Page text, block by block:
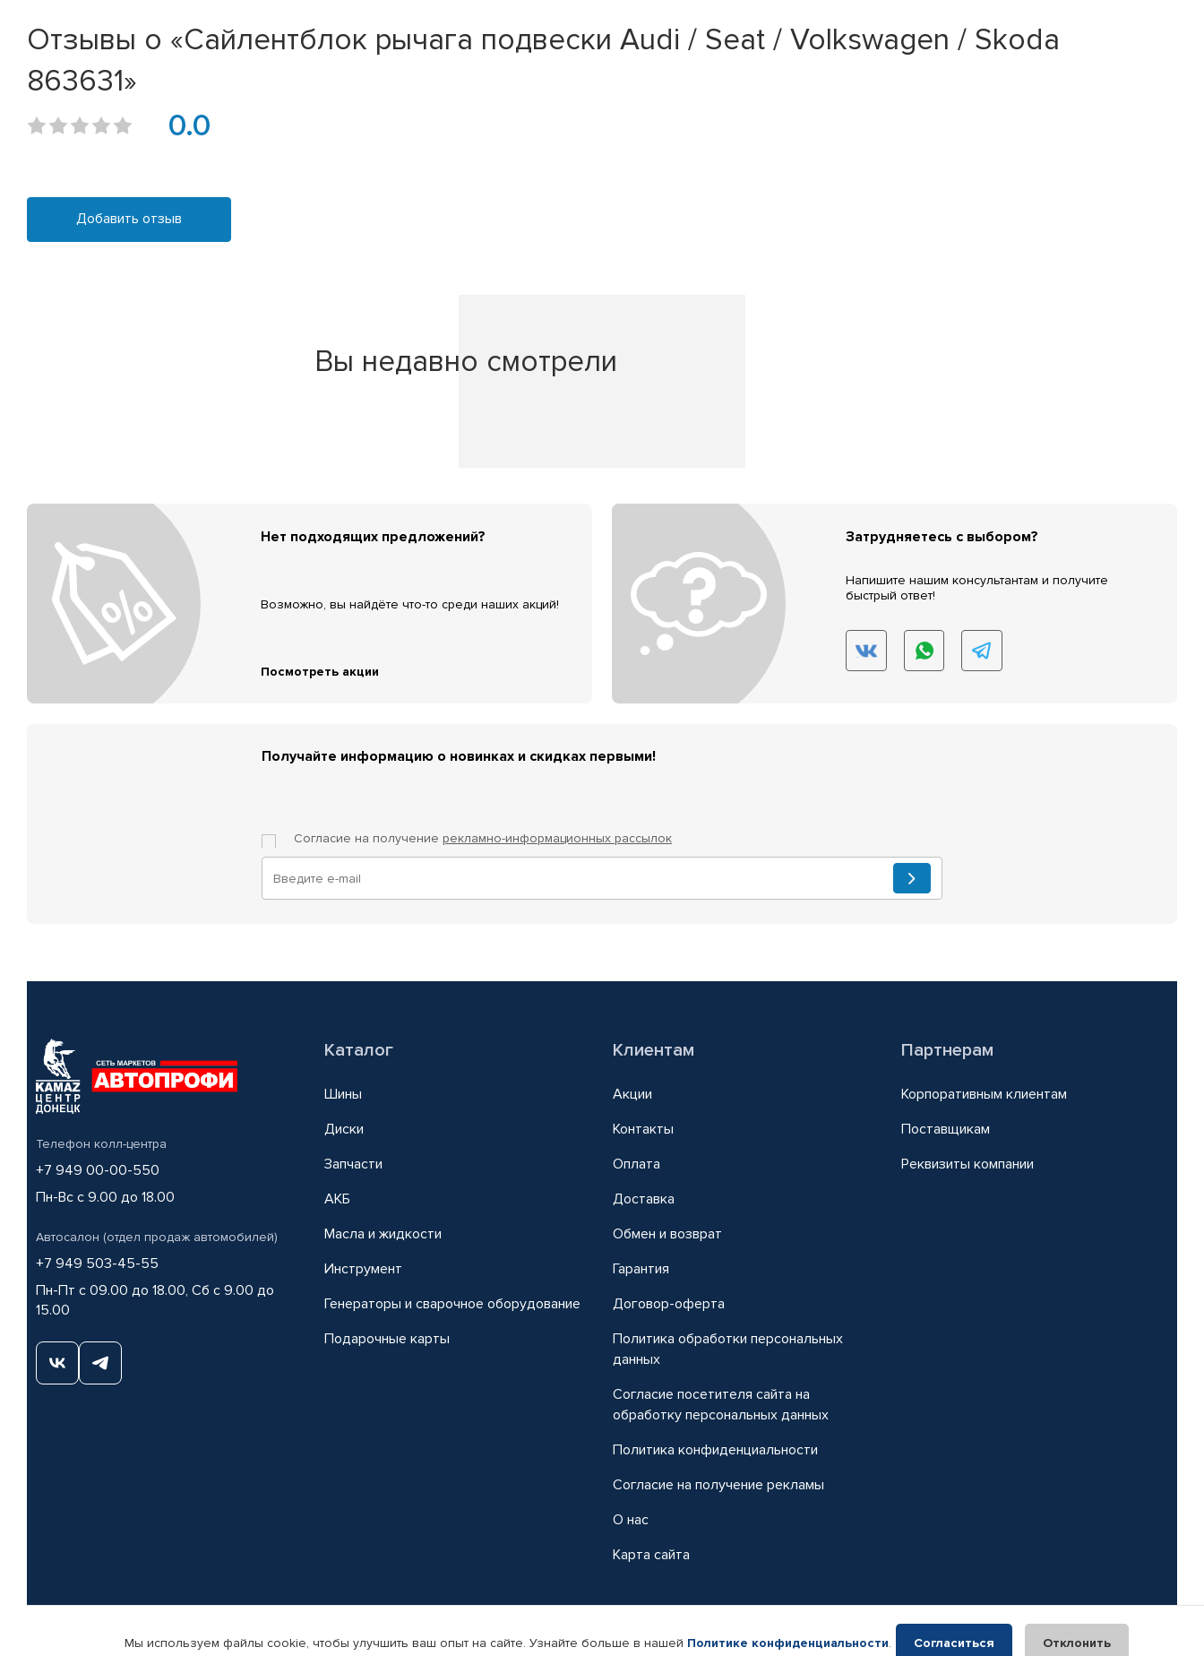
Отзывы о «Сайлентблок рычага подвески Audi / Seat / Volkswagen / Skoda
863631»
0.0
Добавить отзыв
Вы недавно смотрели
Нет подходящих предложений?
Возможно, вы найдёте что-то среди наших акций!
Посмотреть акции
Затрудняетесь с выбором?
Напишите нашим консультантам и получите
быстрый ответ!
Получайте информацию о новинках и скидках первыми!
Согласие на получение рекламно-информационных рассылок
Телефон колл-центра
+7 949 00-00-550
Пн-Вс с 9.00 до 18.00
Автосалон (отдел продаж автомобилей)
+7 949 503-45-55
Пн-Пт с 09.00 до 18.00, Сб с 9.00 до
15.00
Каталог
Шины
Диски
Запчасти
АКБ
Масла и жидкости
Инструмент
Генераторы и сварочное оборудование
Подарочные карты
Клиентам
Акции
Контакты
Оплата
Доставка
Обмен и возврат
Гарантия
Договор-оферта
Политика обработки персональных
данных
Согласие посетителя сайта на
обработку персональных данных
Политика конфиденциальности
Согласие на получение рекламы
О нас
Карта сайта
Партнерам
Корпоративным клиентам
Поставщикам
Реквизиты компании
© КАМАЗ ЦЕНТР ДОНЕЦК, 2015-2026. Все права защищены. Интернет-магазин автомобильных товаров Автопрофи.
Мы используем файлы cookie, чтобы улучшить ваш опыт на сайте. Узнайте больше в нашей Политике конфиденциальности. Согласиться Отклонить